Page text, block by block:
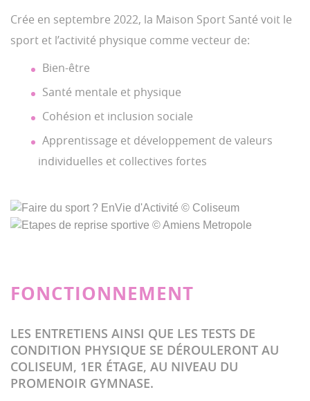
Crée en septembre 2022, la Maison Sport Santé voit le
sport et l’activité physique comme vecteur de:
Bien-être
Santé mentale et physique
Cohésion et inclusion sociale
Apprentissage et développement de valeurs
individuelles et collectives fortes
FONCTIONNEMENT
LES ENTRETIENS AINSI QUE LES TESTS DE
CONDITION PHYSIQUE SE DÉROULERONT AU
COLISEUM, 1ER ÉTAGE, AU NIVEAU DU
PROMENOIR GYMNASE.